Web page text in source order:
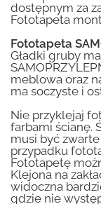
dostępnym za
Fototapeta
Fototapeta
Gładki gruby
meblowa oraz
ma soczyste i
Nie przyklejaj
farbami ścianę.
musi być
przypadku
Fototapetę
Klejona na
widoczna
gdzie nie